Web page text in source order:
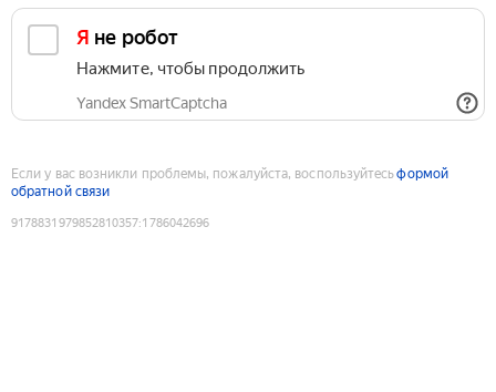
Я не робот
Нажмите, чтобы продолжить
Yandex SmartCaptcha
Если у вас возникли проблемы, пожалуйста, воспользуйтесьформой
обратной связи
9178831979852810357:1786042696